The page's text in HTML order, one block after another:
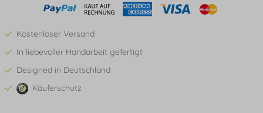
Kostenloser Versand
In liebevoller Handarbeit gefertigt
Designed in Deutschland
Käuferschutz